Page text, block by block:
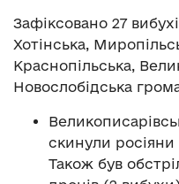
Зафіксовано 27
Хотінська,
Краснопільська,
Новослобідська
скинули
Також був